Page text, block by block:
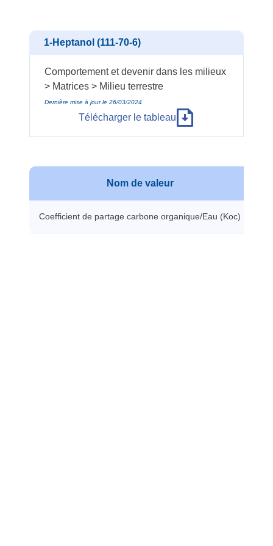
1-Heptanol (111-70-6)
Comportement et devenir dans les milieux
> Matrices > Milieu terrestre
Dernière mise à jour le 26/03/2024
Télécharger le tableau
Nom de valeur
Coefficient de partage carbone organique/Eau (Koc)